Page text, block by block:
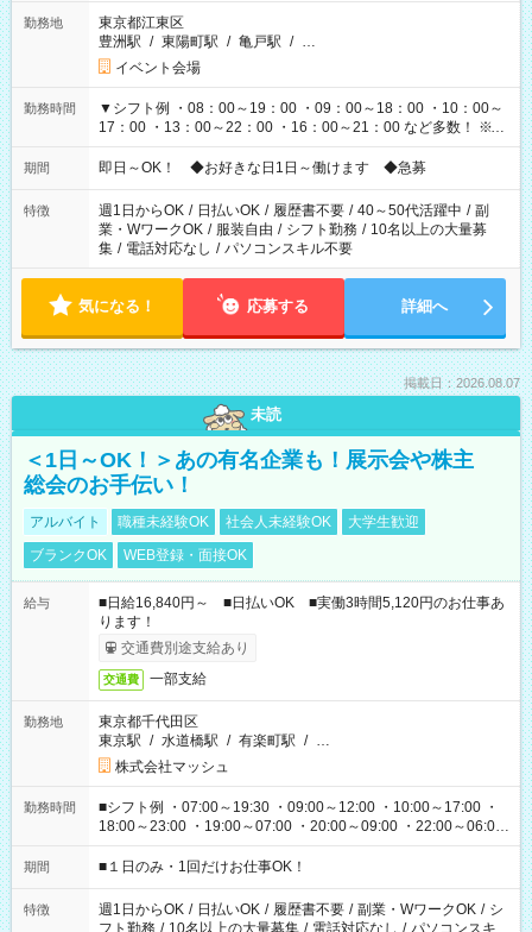
勤務地
東京都江東区
豊洲駅 / 東陽町駅 / 亀戸駅 / …
イベント会場
勤務時間
▼シフト例 ・08：00～19：00 ・09：00～18：00 ・10：00～
17：00 ・13：00～22：00 ・16：00～21：00 など多数！ ※お
仕事により勤務時間が異なります
期間 即日～OK！ ◆お好きな日1日～働けます ◆急募
特徴 週1日からOK / 日払いOK / 履歴書不要 / 40～50代活躍中 / 副
業・WワークOK / 服装自由 / シフト勤務 / 10名以上の大量募
集 / 電話対応なし / パソコンスキル不要
気になる！ 応募する 詳細へ
掲載日：2026.08.07
未読
＜1日～OK！＞あの有名企業も！展示会や株主
総会のお手伝い！
アルバイト 職種未経験OK 社会人未経験OK
大学生歓迎
ブランクOK
WEB登録・面接OK
給与
■日給16,840円～ ■日払いOK ■実働3時間5,120円のお仕事あ
ります！
交通費別途支給あり
交通費 一部支給
勤務地
東京都千代田区
東京駅 / 水道橋駅 / 有楽町駅 / …
株式会社マッシュ
勤務時間
■シフト例 ・07:00～19:30 ・09:00～12:00 ・10:00～17:00 ・
18:00～23:00 ・19:00～07:00 ・20:00～09:00 ・22:00～06:00
etc ★最短で3時間で5,120円のお仕事から 15時間で2万円近く稼
げるお仕事も！ ご希望のお時間に合わせてご紹介！ ※シフトは
ください！
期間 ■１日のみ・1回だけお仕事OK！
特徴 週1日からOK / 日払いOK / 履歴書不要 / 副業・WワークOK / シ
フト勤務 / 10名以上の大量募集 / 電話対応なし / パソコンスキ